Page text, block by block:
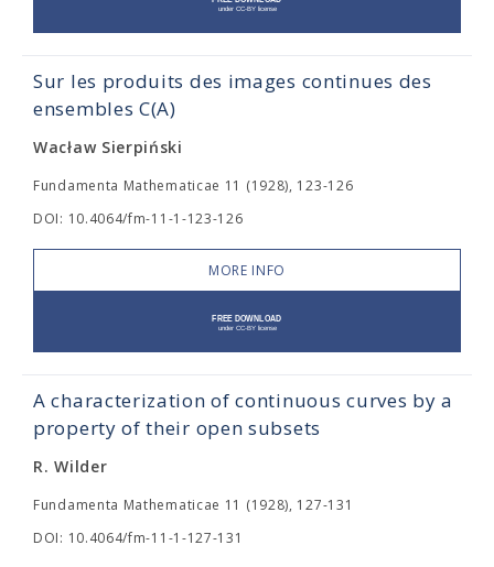
Sur les produits des images continues des
ensembles C(A)
Wacław Sierpiński
Fundamenta Mathematicae 11 (1928), 123-126
DOI: 10.4064/fm-11-1-123-126
MORE INFO
A characterization of continuous curves by a
property of their open subsets
R. Wilder
Fundamenta Mathematicae 11 (1928), 127-131
DOI: 10.4064/fm-11-1-127-131